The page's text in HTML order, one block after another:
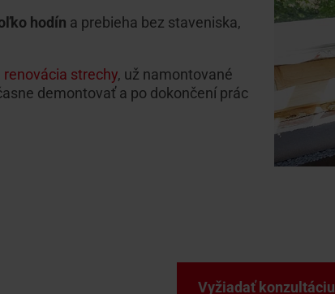
hodín a prebieha bez staveniska,
renovácia strechy, už namontované
demontovať a po dokončení prác
Vyžiadať konzultáciu